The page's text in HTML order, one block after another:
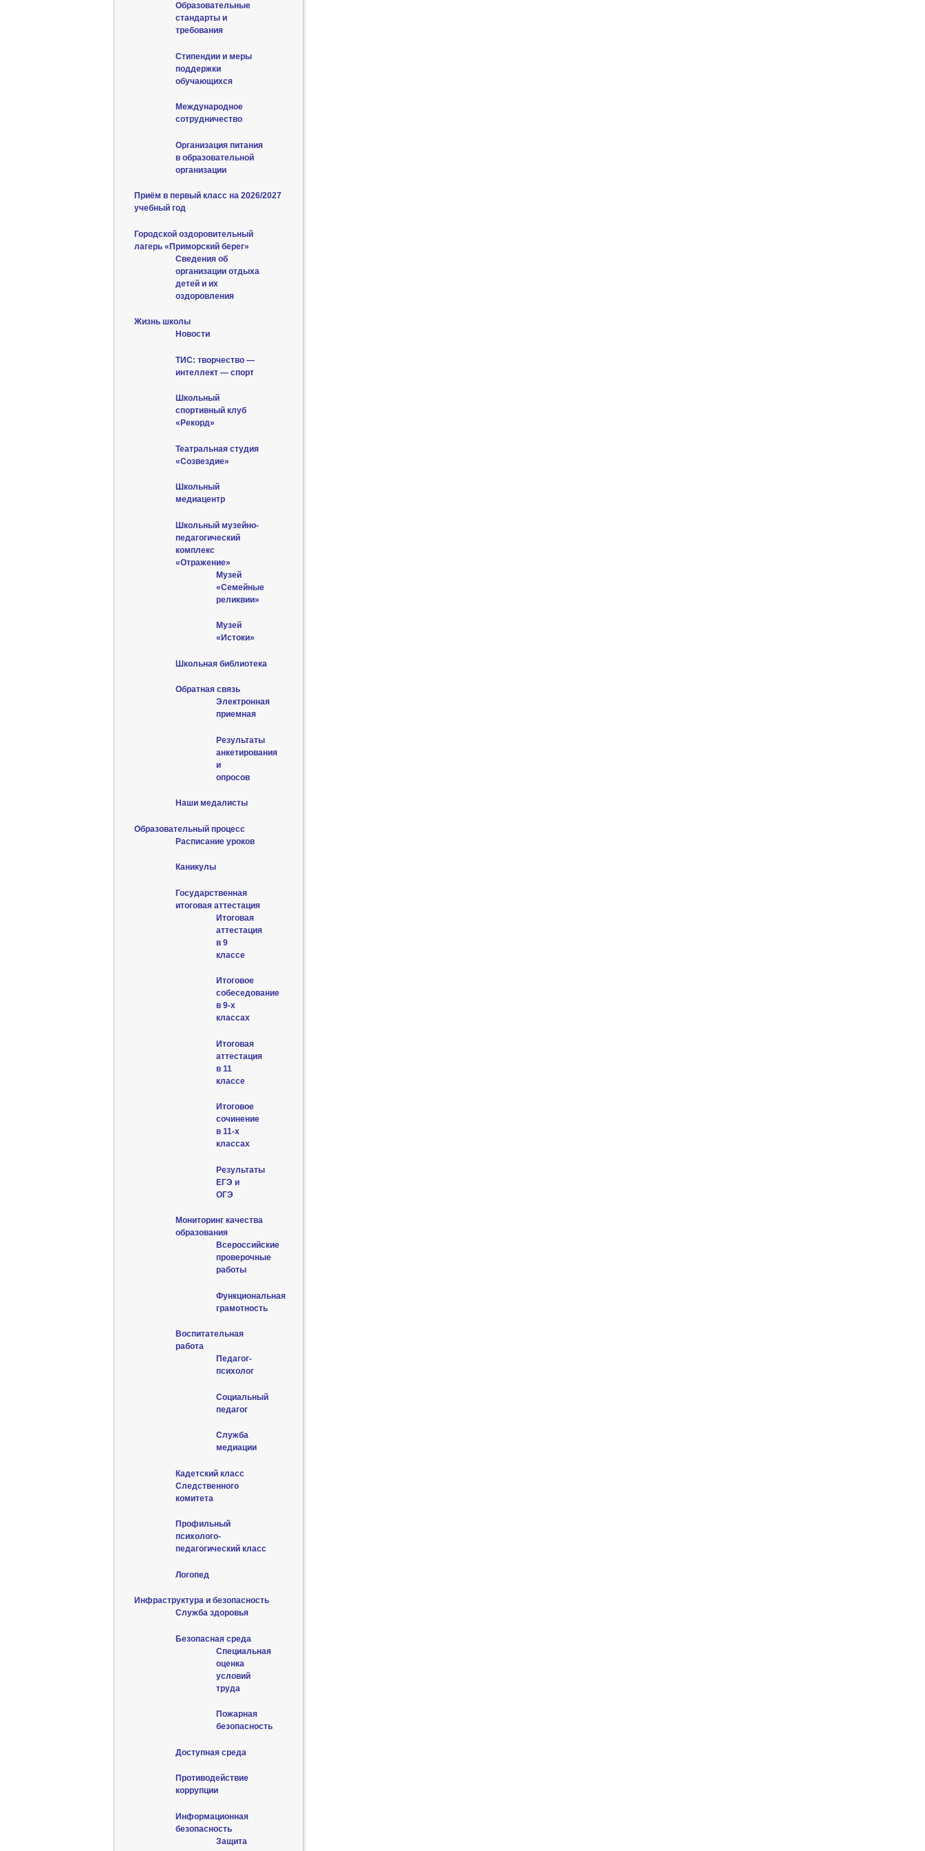
Образовательные
стандарты и
требования
Стипендии и меры
поддержки
обучающихся
Международное
сотрудничество
Организация питания
в образовательной
организации
Приём в первый класс на 2026/2027
учебный год
Городской оздоровительный
лагерь «Приморский берег»
Сведения об
организации отдыха
детей и их
оздоровления
Жизнь школы
Новости
ТИС: творчество —
интеллект — спорт
Школьный
спортивный клуб
«Рекорд»
Театральная студия
«Созвездие»
Школьный
медиацентр
Школьный музейно-
педагогический
комплекс
«Отражение»
Музей
«Семейные
реликвии»
Музей
«Истоки»
Школьная библиотека
Обратная связь
Электронная
приемная
Результаты
анкетирования
и
опросов
Наши медалисты
Образовательный процесс
Расписание уроков
Каникулы
Государственная
итоговая аттестация
Итоговая
аттестация
в 9
классе
Итоговое
собеседование
в 9-х
классах
Итоговая
аттестация
в 11
классе
Итоговое
сочинение
в 11-х
классах
Результаты
ЕГЭ и
ОГЭ
Мониторинг качества
образования
Всероссийские
проверочные
работы
Функциональная
грамотность
Воспитательная
работа
Педагог-
психолог
Социальный
педагог
Служба
медиации
Кадетский класс
Следственного
комитета
Профильный
психолого-
педагогический класс
Логопед
Инфраструктура и безопасность
Служба здоровья
Безопасная среда
Специальная
оценка
условий
труда
Пожарная
безопасность
Доступная среда
Противодействие
коррупции
Информационная
безопасность
Защита